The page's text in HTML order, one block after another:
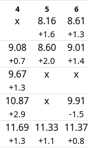
4 5 6
x 8.16
+1.6
8.61
+1.3
9.08
+0.7
8.60
+2.0
9.01
+1.4
9.67
+1.3
x x
10.87
+2.9
x 9.91
-1.5
11.69
+1.3
11.33
+1.1
11.37
+0.8